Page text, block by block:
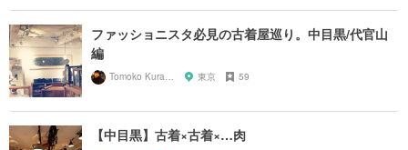
ファッショニスタ必見の古着屋巡り。中目黒/代官山
編
東京 59
【中目黒】古着×古着×…肉